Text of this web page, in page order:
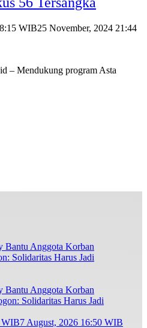
WIB25 November, 2024 21:44
– Mendukung program Asta
Bantu Anggota Korban
Solidaritas Harus Jadi
WIB7 August, 2026 16:50 WIB